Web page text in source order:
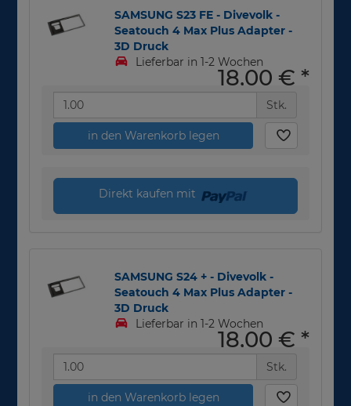
SAMSUNG S23 FE - Divevolk -
Seatouch 4 Max Plus Adapter -
3D Druck
Lieferbar in 1-2 Wochen
18,00 € *
Stk.
in den Warenkorb legen
Direkt kaufen mit
SAMSUNG S24 + - Divevolk -
Seatouch 4 Max Plus Adapter -
3D Druck
Lieferbar in 1-2 Wochen
18,00 € *
Stk.
in den Warenkorb legen